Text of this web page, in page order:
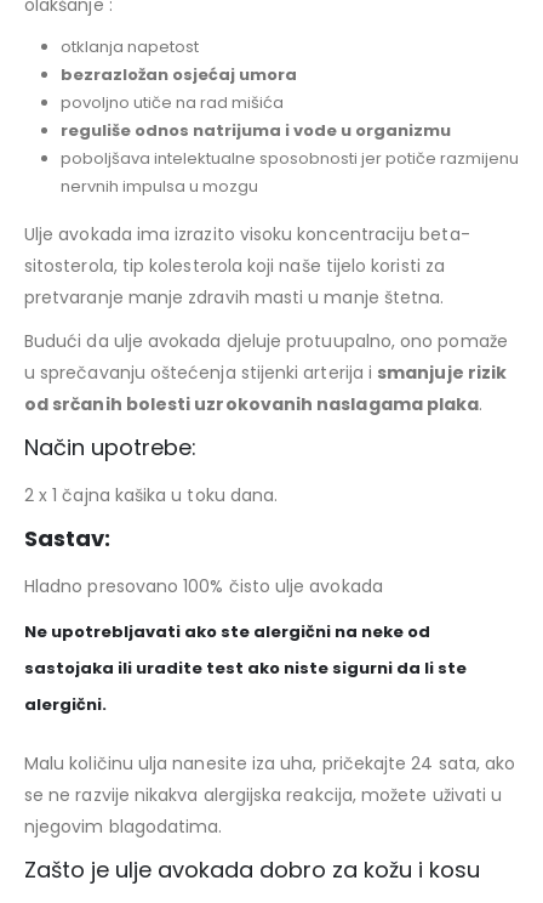
otklanja napetost
bezrazložan osjećaj umora
povoljno utiče na rad mišića
reguliše odnos natrijuma i vode u organizmu
poboljšava intelektualne sposobnosti jer potiče razmijenu
nervnih impulsa u mozgu
Ulje avokada ima izrazito visoku koncentraciju beta-
sitosterola, tip kolesterola koji naše tijelo koristi za
pretvaranje manje zdravih masti u manje štetna.
Budući da ulje avokada djeluje protuupalno, ono pomaže
u sprečavanju oštećenja stijenki arterija i smanjuje rizik
od srčanih bolesti uzrokovanih naslagama plaka.
Način upotrebe:
2 x 1 čajna kašika u toku dana.
Sastav:
Hladno presovano 100% čisto ulje avokada
Ne upotrebljavati ako ste alergični na neke od
sastojaka ili uradite test ako niste sigurni da li ste
alergični.
Malu količinu ulja nanesite iza uha, pričekajte 24 sata, ako
se ne razvije nikakva alergijska reakcija, možete uživati u
njegovim blagodatima.
Zašto je ulje avokada dobro za kožu i kosu